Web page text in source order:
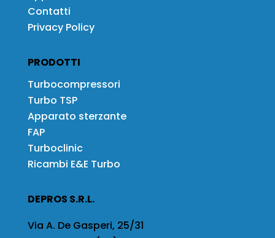
Contatti
Privacy Policy
PRODOTTI
Turbocompressori
Turbo TSP
Apparato sterzante
FAP
Turboclinic
Ricambi E&E Turbo
DEPROS S.R.L.
Via A. De Gasperi, 25/31